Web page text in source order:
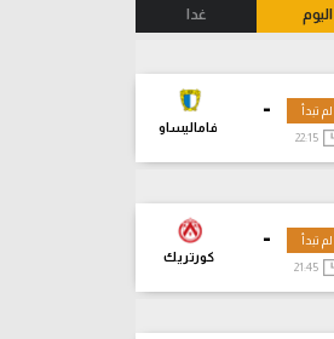
اليوم غدا
-
فاماليساو
لم تبدأ
22:15
-
كورتريك
لم تبدأ